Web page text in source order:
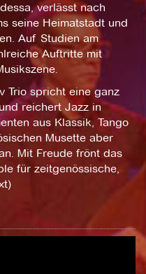
verlässt nach
seine Heimatstadt und
Auf Studien am
Auftritte mit
Trio spricht eine ganz
reichert Jazz in
aus Klassik, Tango
Musette aber
Mit Freude frönt das
für zeitgenössische,